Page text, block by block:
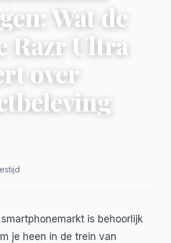
Wat de
Razr Ultra
over
is behoorlijk
je heen in de trein van